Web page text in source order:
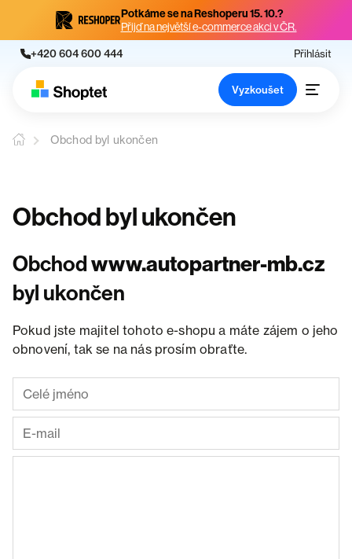
Potkáme se na Reshoperu 15. 10.?
Přijď na největší e-commerce akci v ČR.
+420 604 600 444 Přihlásit
Vyzkoušet
Obchod byl ukončen
Obchod byl ukončen
Obchodwww.autopartner-mb.cz
byl ukončen
Pokud jste majitel tohoto e-shopu a máte zájem o jeho
obnovení, tak se na nás prosím obraťte.